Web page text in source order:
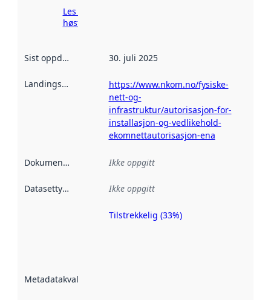
Les mer om
høsting her
Sist oppdatert 30. juli 2025
Landingsside
https://www.nkom.no/fysiske-
nett-og-
infrastruktur/autorisasjon-for-
installasjon-og-vedlikehold-
ekomnettautorisasjon-ena
Dokumentasjon Ikke oppgitt
Datasettype Ikke oppgitt
Metadatakvalitet
Metadatakvalitet
Tilstrekkelig (33%)